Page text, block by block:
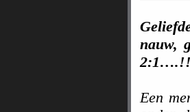
nauw,
Een